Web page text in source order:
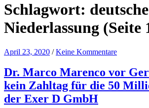
Schlagwort: deutsche
Niederlassung (Seite
April 23, 2020 / Keine Kommentare
Dr. Marco Marenco vor
kein Zahltag für die 50
der Exer D GmbH